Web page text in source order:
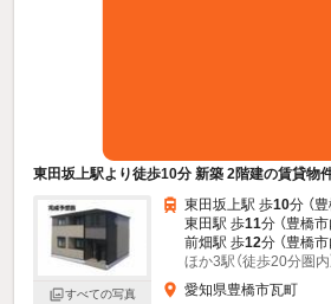
東田坂上駅より徒歩10分 新築 2階建の賃貸物
すべての写真
東田坂上駅 歩10分 （
東田駅 歩11分 （豊橋市
前畑駅 歩12分 （豊橋市
ほか3駅（徒歩20分圏内
愛知県豊橋市瓦町